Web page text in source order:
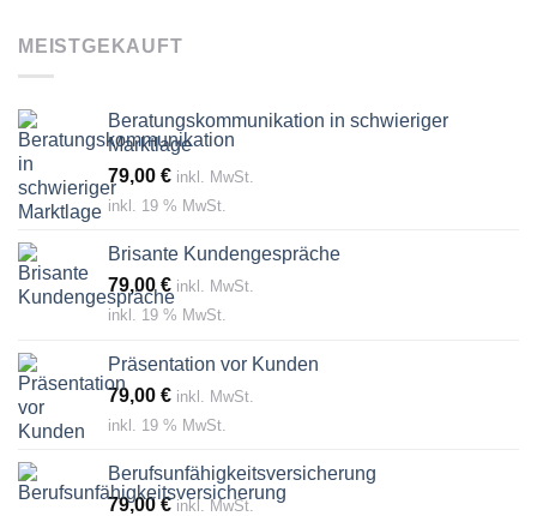
MEISTGEKAUFT
Beratungskommunikation in schwieriger
Marktlage
79,00 € inkl. MwSt.
inkl. 19 % MwSt.
Brisante Kundengespräche
79,00€ inkl. MwSt.
inkl. 19 % MwSt.
Präsentation vor Kunden
79,00 € inkl. MwSt.
inkl. 19 % MwSt.
Berufsunfähigkeitsversicherung
79,00€ inkl. MwSt.